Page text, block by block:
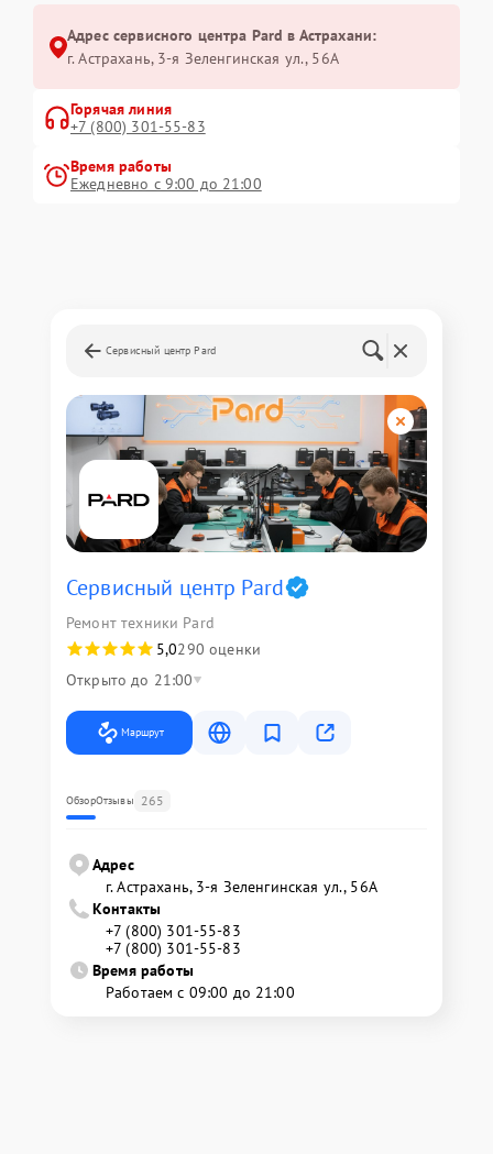
Адрес сервисного центра Pard в Астрахани:
г. Астрахань, 3-я Зеленгинская ул., 56А
Горячая линия
+7 (800) 301-55-83
Время работы
Ежедневно с 9:00 до 21:00
Сервисный центр Pard
Сервисный центр Pard
Ремонт техники Pard
5,0290 оценки
Открыто до 21:00
Маршрут
ОбзорОтзывы 265
Адрес
г. Астрахань, 3-я Зеленгинская ул., 56А
Контакты
+7 (800) 301-55-83
+7 (800) 301-55-83
Время работы
Работаем с 09:00 до 21:00